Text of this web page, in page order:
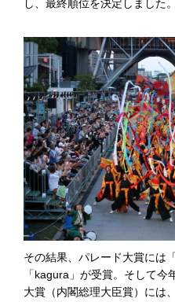
し、最終順位を決定しました。
その結果、パレード大賞には
「kagura」が受賞。そして
大賞（内閣総理大臣賞）には